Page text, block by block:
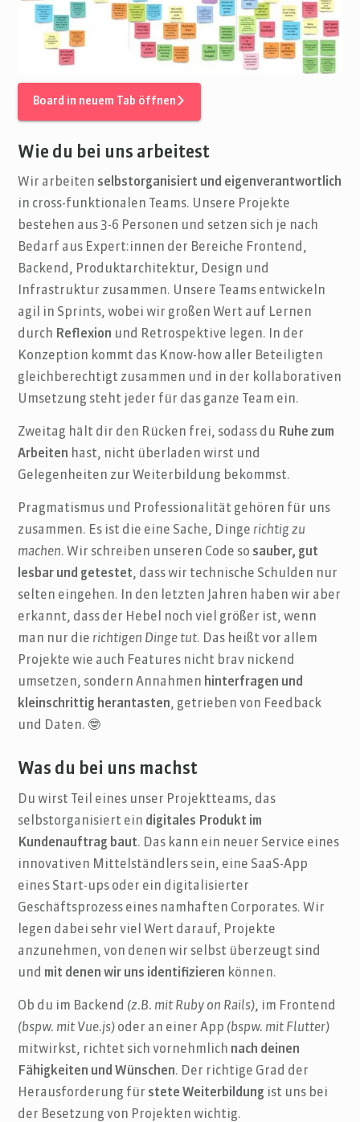
Board in neuem Tab öffnen
Wie du bei uns arbeitest
Wir arbeiten selbstorganisiert und eigenverantwortlich
in cross-funktionalen Teams. Unsere Projekte
bestehen aus 3-6 Personen und setzen sich je nach
Bedarf aus Expert:innen der Bereiche Frontend,
Backend, Produktarchitektur, Design und
Infrastruktur zusammen. Unsere Teams entwickeln
agil in Sprints, wobei wir großen Wert auf Lernen
durch Reflexion und Retrospektive legen. In der
Konzeption kommt das Know-how aller Beteiligten
gleichberechtigt zusammen und in der kollaborativen
Umsetzung steht jeder für das ganze Team ein.
Zweitag hält dir den Rücken frei, sodass du Ruhe zum
Arbeiten hast, nicht überladen wirst und
Gelegenheiten zur Weiterbildung bekommst.
Pragmatismus und Professionalität gehören für uns
zusammen. Es ist die eine Sache, Dinge richtig zu
machen. Wir schreiben unseren Code so sauber, gut
lesbar und getestet, dass wir technische Schulden nur
selten eingehen. In den letzten Jahren haben wir aber
erkannt, dass der Hebel noch viel größer ist, wenn
man nur die richtigen Dinge tut. Das heißt vor allem
Projekte wie auch Features nicht brav nickend
umsetzen, sondern Annahmen hinterfragen und
kleinschrittig herantasten, getrieben von Feedback
und Daten. 🤓
Was du bei uns machst
Du wirst Teil eines unser Projektteams, das
selbstorganisiert ein digitales Produkt im
Kundenauftrag baut. Das kann ein neuer Service eines
innovativen Mittelständlers sein, eine SaaS-App
eines Start-ups oder ein digitalisierter
Geschäftsprozess eines namhaften Corporates. Wir
legen dabei sehr viel Wert darauf, Projekte
anzunehmen, von denen wir selbst überzeugt sind
und mit denen wir uns identifizieren können.
Ob du im Backend (z.B. mit Ruby on Rails), im Frontend
(bspw. mit Vue.js) oder an einer App (bspw. mit Flutter)
mitwirkst, richtet sich vornehmlich nach deinen
Fähigkeiten und Wünschen. Der richtige Grad der
Herausforderung für stete Weiterbildung ist uns bei
der Besetzung von Projekten wichtig.